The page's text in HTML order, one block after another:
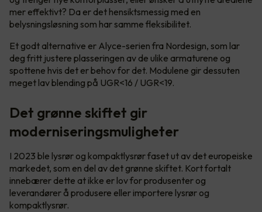
mer effektivt? Da er det hensiktsmessig med en
belysningsløsning som har samme fleksibilitet.
Et godt alternative er Alyce-serien fra Nordesign, som lar
deg fritt justere plasseringen av de ulike armaturene og
spottene hvis det er behov for det. Modulene gir dessuten
meget lav blending på UGR<16 / UGR<19.
Det grønne skiftet gir
moderniseringsmuligheter
I 2023 ble lysrør og kompaktlysrør faset ut av det europeiske
markedet, som en del av det grønne skiftet. Kort fortalt
innebærer dette at ikke er lov for produsenter og
leverandører å produsere eller importere lysrør og
kompaktlysrør.